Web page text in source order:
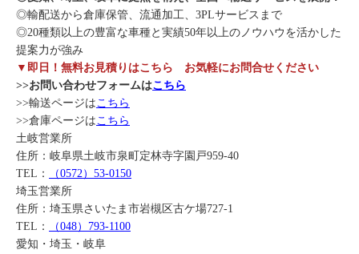
◎輸配送から倉庫保管、流通加工、3PLサービスまで
◎20種類以上の豊富な車種と実績50年以上のノウハウを活かした
提案力が強み
▼即日！無料お見積りはこちら お気軽にお問合せください
>>お問い合わせフォームはこちら
>>輸送ページは こちら
>>倉庫ページは こちら
土岐営業所
住所：岐阜県土岐市泉町定林寺字園戸959-40
TEL：
（0572）53-0150
埼玉営業所
住所：埼玉県さいたま市岩槻区古ケ場727-1
TEL：
（048）793-1100
愛知・埼玉・岐阜